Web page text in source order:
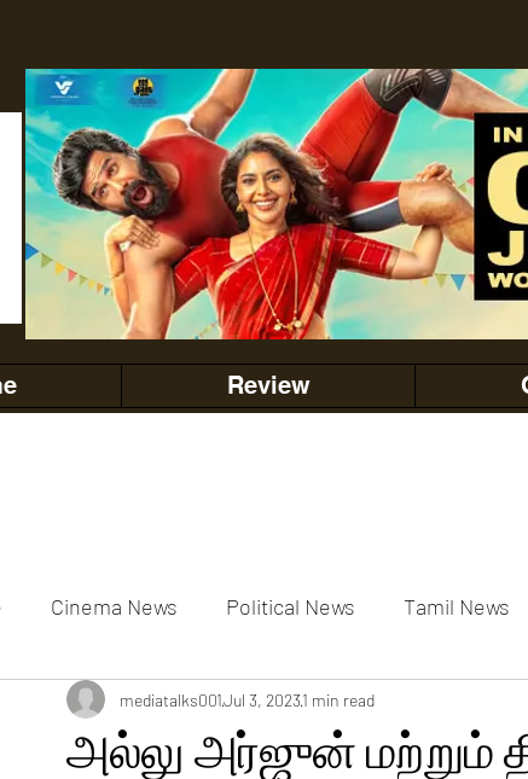
Review
Cinema News Political News Tamil News
Movies Gallery Actress Gallery Events Gallery
அல்லு அர்ஜுன் மற்றும்
mediatalks001Jul 3, 20231 min read